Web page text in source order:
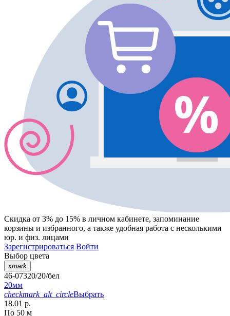
Скидка от 3% до 15% в личном кабинете, запоминание
корзины и избранного, а также удобная работа с несколькими
юр. и физ. лицами
Зарегистрироваться Войти
Выбор цвета
xmark
46-07320/20/бел
20мм
checkmark_alt_circleВыбрать
18.01 р.
По 50 м